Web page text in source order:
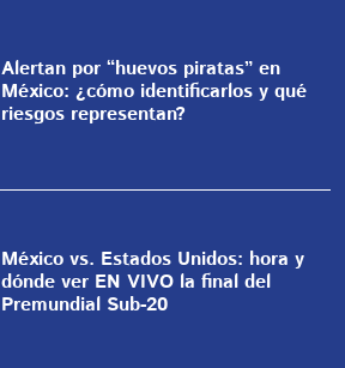
Alertan por “huevos piratas” en
México: ¿cómo identificarlos y qué
riesgos representan?
México vs. Estados Unidos: hora y
dónde ver EN VIVO la final del
Premundial Sub-20